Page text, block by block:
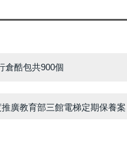
倉酷包共900個
廣教育部三館電梯定期保養案